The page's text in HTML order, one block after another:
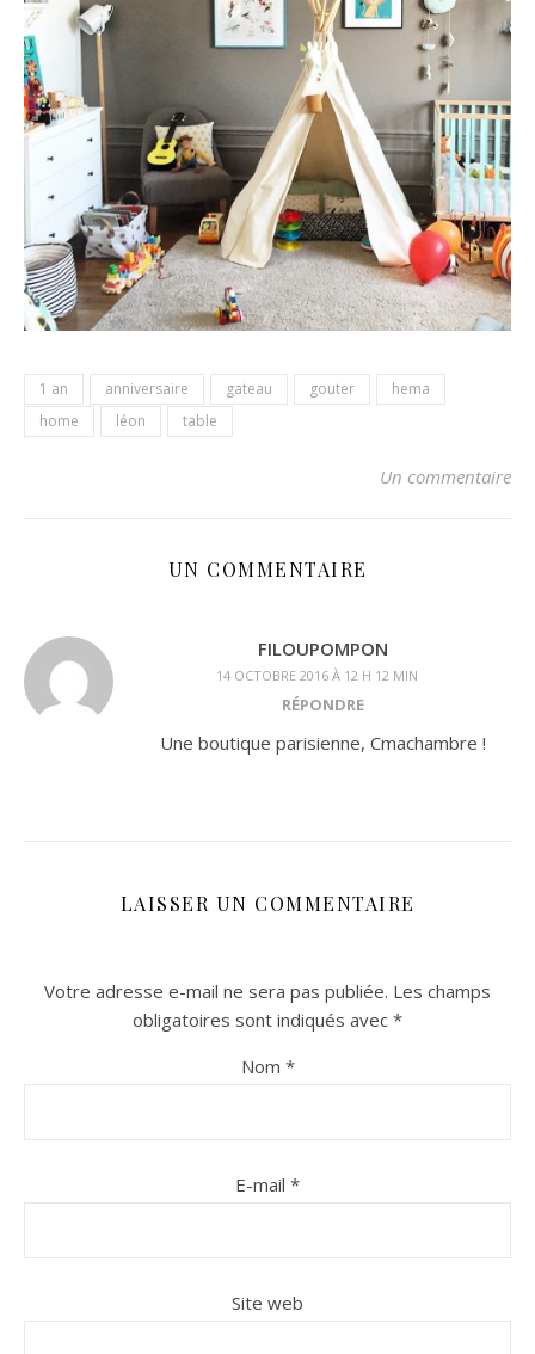
1 an anniversaire gateau gouter
hema
home
léon table
Un commentaire
UN COMMENTAIRE
FILOUPOMPON
14 OCTOBRE 2016 À 12 H 12 MIN
RÉPONDRE
Une boutique parisienne, Cmachambre !
LAISSER UN COMMENTAIRE
Votre adresse e-mail ne sera pas publiée. Les champs
obligatoires sont indiqués avec *
Nom *
E-mail *
Site web